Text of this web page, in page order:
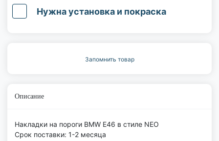
Нужна установка и покраска
Запомнить товар
Описание
Накладки на пороги BMW E46 в стиле NEO
Срок поставки: 1-2 месяца